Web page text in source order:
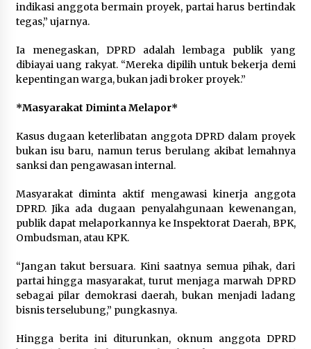
indikasi anggota bermain proyek, partai harus bertindak
tegas,” ujarnya.
Ia menegaskan, DPRD adalah lembaga publik yang
dibiayai uang rakyat. “Mereka dipilih untuk bekerja demi
kepentingan warga, bukan jadi broker proyek.”
*Masyarakat Diminta Melapor*
Kasus dugaan keterlibatan anggota DPRD dalam proyek
bukan isu baru, namun terus berulang akibat lemahnya
sanksi dan pengawasan internal.
Masyarakat diminta aktif mengawasi kinerja anggota
DPRD. Jika ada dugaan penyalahgunaan kewenangan,
publik dapat melaporkannya ke Inspektorat Daerah, BPK,
Ombudsman, atau KPK.
“Jangan takut bersuara. Kini saatnya semua pihak, dari
partai hingga masyarakat, turut menjaga marwah DPRD
sebagai pilar demokrasi daerah, bukan menjadi ladang
bisnis terselubung,” pungkasnya.
Hingga berita ini diturunkan, oknum anggota DPRD